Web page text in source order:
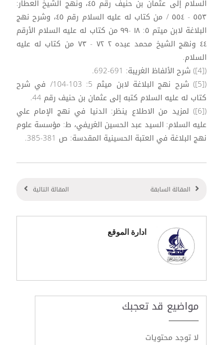
السلام إلى عثمان بن حنيف رقم ٤٥، ونهج الشيخ العطار:
٥٥٣ - ٥٥٤ / من كتاب له عليه السلام رقم ٤٥، وشرح نهج
البلاغة لابن ميتم ٥: ١٨ -٩٩ من كتاب له عليه السلام الأرقم
٤٤ ونهج الشيخ محمد عبده ۲ ۷۲ - ۷۳ من كتاب له عليه
السلام.
([4]) شرح الألفاظ الغريبة: 691-692.
([5]) شرح نهج البلاغة لابن ميثم 5: 103-104/ في شرح
كتاب له عليه السلام كتبه إلى عثمان بن حنيف رقم 44.
([6]) لمزيد من الاطلاع ينظر: الدنيا في نهج الإمام علي
عليه السلام: السيد عبد الحسين الغريفي، ط: مؤسسة علوم
نهج البلاغة في العتبة الحسينية المقدسة: ص 381-385.
المقالة السابقة المقالة التالية
ادارة الموقع
مواضيع قد تعجبك
لا توجد محتويات